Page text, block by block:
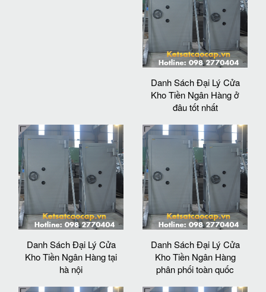
Danh Sách Đại Lý Cửa
Kho Tiền Ngân Hàng ở
đâu tốt nhất
Danh Sách Đại Lý Cửa
Kho Tiền Ngân Hàng tại
hà nội
Danh Sách Đại Lý Cửa
Kho Tiền Ngân Hàng
phân phối toàn quốc